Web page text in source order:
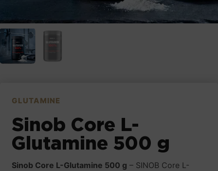
GLUTAMINE
Sinob Core L-
Glutamine 500 g
Sinob Core L-Glutamine 500 g – SINOB Core L-